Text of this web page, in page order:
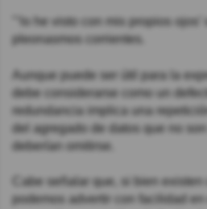
"‘lo he visto con mis propios ojos’
pleonasmos corrientes.
Aunque puede ser útil para la
debe considerarse como un
redundancia implica una
del agregado de datos que no
deberían omitirse.
Cabe señalar que, si bien
podemos advertir con facilidad